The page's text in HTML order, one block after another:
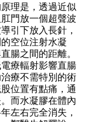
原理是，透過近似
門放一個超聲波
引下放入長針，
空位注射水凝
腸之間的距離。
療輻射影響直腸
療不需特別的術
位置有點痛，通
而水凝膠在體內
左右完全消失，